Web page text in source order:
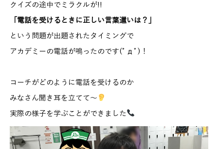
クイズの途中でミラクルが!!
「電話を受けるときに正しい言葉遣いは？」
という問題が出題されたタイミングで
アカデミーの電話が鳴ったのです(ﾟдﾟ)！
コーチがどのように電話を受けるのか
みなさん聞き耳を立てて～
実際の様子を学ぶことができました